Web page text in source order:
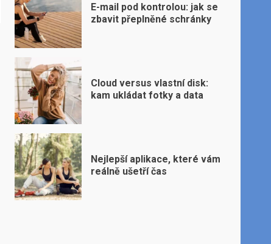
E-mail pod kontrolou: jak se
zbavit přeplněné schránky
Cloud versus vlastní disk:
kam ukládat fotky a data
Nejlepší aplikace, které vám
reálně ušetří čas